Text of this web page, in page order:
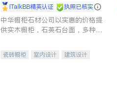
iTalkBB精英认证 执照已核实
中华橱柜石材公司以实惠的价格提
供实木橱柜，石英石台面，多种优
机。品质厨房，家的选择。
瓷砖橱柜 室内设计
建筑设计